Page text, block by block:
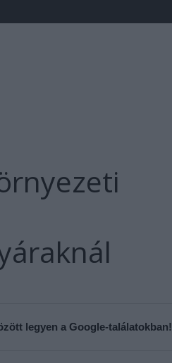
legyen a Google-találatokban!